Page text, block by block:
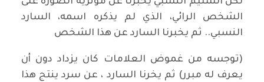
الشخص الرائي، الذي لم يذكره اسمه، السارد
النسبي.. ثم يخبرنا السارد عن هذا الشخص
(توجسه من غموض العلامات كان يزداد دون أن
يعرف له مبرر) ثم يخرنا السارد ، عن سرد ينتج هذا